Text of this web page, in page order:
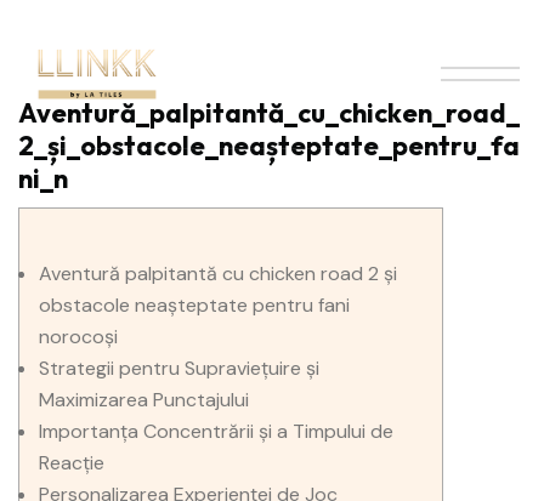
Aventură_palpitantă_cu_chicken_road_
2_și_obstacole_neașteptate_pentru_fa
ni_n
Aventură palpitantă cu chicken road 2 și
obstacole neașteptate pentru fani
norocoși
Strategii pentru Supraviețuire și
Maximizarea Punctajului
Importanța Concentrării și a Timpului de
Reacție
Personalizarea Experienței de Joc